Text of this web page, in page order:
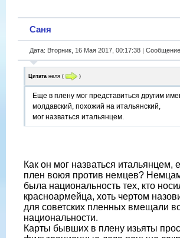
Саня
Дата: Вторник, 16 Мая 2017, 00:17:38 |
Цитата неля ( )
Еще в плену мог представиться другим
молдавский, похожий на итальянский,
мог назваться итальянцем.
Как он мог назваться итальянцем,
плен воюя против немцев?
была национальность тех, кто
красноармейца, хоть чертом
для советских пленных вмещали
национальности.
Карты бывших в плену изьяты